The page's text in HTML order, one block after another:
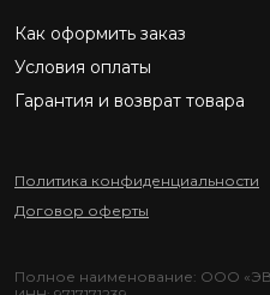
Как оформить заказ
Условия оплаты
Гарантия и возврат товара
Политика конфиденциальности
Договор оферты
Полное наименование: ООО